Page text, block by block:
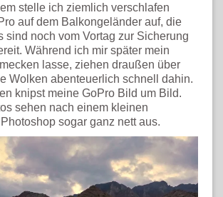
stelle ich ziemlich verschlafen
auf dem Balkongeländer auf, die
sind noch vom Vortag zur Sicherung
Während ich mir später mein
lasse, ziehen draußen über
Wolken abenteuerlich schnell dahin.
knipst meine GoPro Bild um Bild.
sehen nach einem kleinen
Photoshop sogar ganz nett aus.